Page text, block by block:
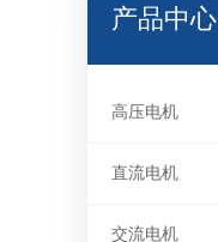
产品中心
高压电机
直流电机
交流电机